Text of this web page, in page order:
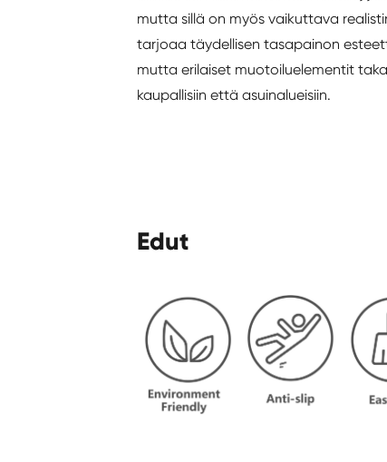
mutta sillä on myös vaikuttava
tarjoaa täydellisen tasapainon
mutta erilaiset muotoiluelementit
kaupallisiin että asuinalueisiin.
Edut